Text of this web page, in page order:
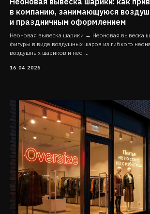
в компанию, занимающуюся
и праздничным оформлением
Неоновая вывеска шарики → Неоновая вывеска
фигуры в виде воздушных шаров из гибкого
воздушных шариков и нео ...
16.04.2026